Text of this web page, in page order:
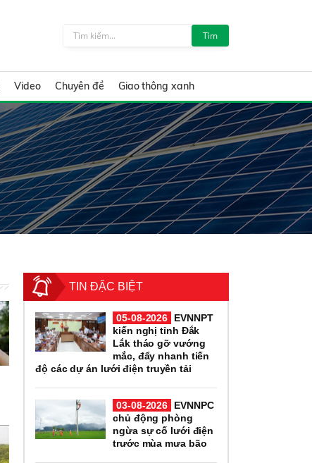
Tìm
Video Chuyên đề Giao thông xanh
TIN ĐẶC BIỆT
05-08-2026
EVNNPT
kiến nghị tỉnh Đắk
Lắk tháo gỡ vướng
mắc, đẩy nhanh tiến
độ các dự án lưới điện truyền tải
03-08-2026
EVNNPC
chủ động phòng
ngừa sự cố lưới điện
trước mùa mưa bão